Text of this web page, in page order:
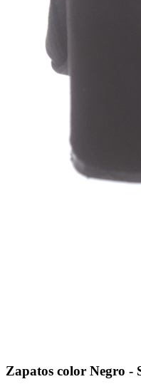
Zapatos color Negro -